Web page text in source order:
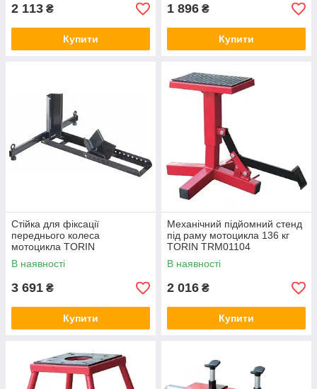
2 113 ₴
Купити
1 896 ₴
Купити
Стійка для фіксації
переднього колеса
мотоцикла TORIN
TRMT05012
В наявності
3 691 ₴
Купити
Механічний підйомний стенд
під раму мотоцикла 136 кг
TORIN TRM01104
В наявності
2 016 ₴
Купити